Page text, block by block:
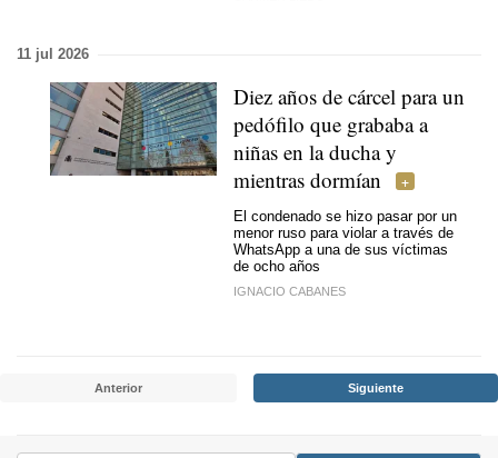
11 jul 2026
Diez años de cárcel para un
pedófilo que grababa a
niñas en la ducha y
mientras dormían
El condenado se hizo pasar por un
menor ruso para violar a través de
WhatsApp a una de sus víctimas
de ocho años
IGNACIO CABANES
Anterior Siguiente